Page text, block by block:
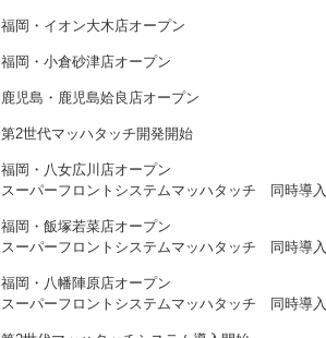
福岡・イオン大木店オープン
福岡・小倉砂津店オープン
鹿児島・鹿児島姶良店オープン
第2世代マッハタッチ開発開始
福岡・八女広川店オープン
スーパーフロントシステムマッハタッチ 同時導入
福岡・飯塚若菜店オープン
スーパーフロントシステムマッハタッチ 同時導入
福岡・八幡陣原店オープン
スーパーフロントシステムマッハタッチ 同時導入